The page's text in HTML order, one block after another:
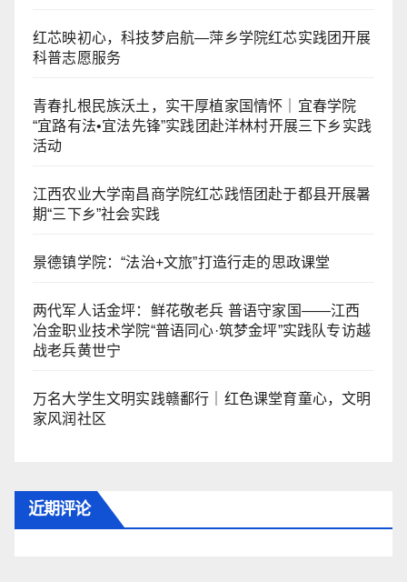
红芯映初心，科技梦启航—萍乡学院红芯实践团开展
科普志愿服务
青春扎根民族沃土，实干厚植家国情怀｜宜春学院
“宜路有法•宜法先锋”实践团赴洋林村开展三下乡实践
活动
江西农业大学南昌商学院红芯践悟团赴于都县开展暑
期“三下乡”社会实践
景德镇学院：“法治+文旅”打造行走的思政课堂
两代军人话金坪：鲜花敬老兵 普语守家国——江西
冶金职业技术学院“普语同心·筑梦金坪”实践队专访越
战老兵黄世宁
万名大学生文明实践赣鄱行｜红色课堂育童心，文明
家风润社区
近期评论